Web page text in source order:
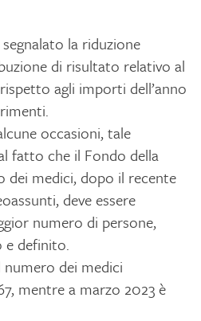
la riduzione
di risultato relativo al
agli importi dell’anno
occasioni, tale
fatto che il Fondo della
dei medici, dopo il recente
deve essere
numero di persone,
e definito.
dei medici
mentre a marzo 2023 è